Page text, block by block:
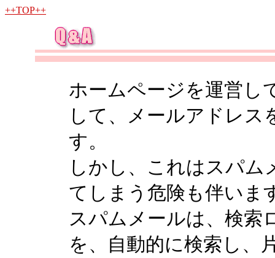
++TOP++
ホームページを運営し
して、メールアドレス
す。
しかし、これはスパム
てしまう危険も伴いま
スパムメールは、検索
を、自動的に検索し、